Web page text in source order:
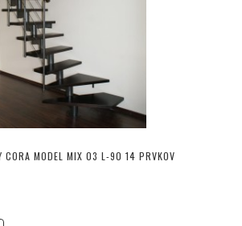
CORA MODEL MIX 03 L-90 14 PRVKOV